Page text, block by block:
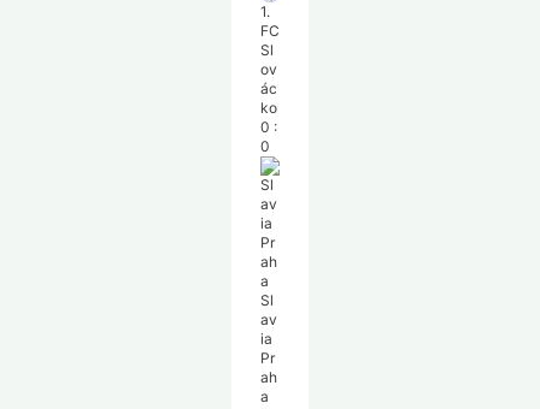
1.
FC
Sl
ov
ác
ko
0 :
0
Sl
av
ia
Pr
ah
a